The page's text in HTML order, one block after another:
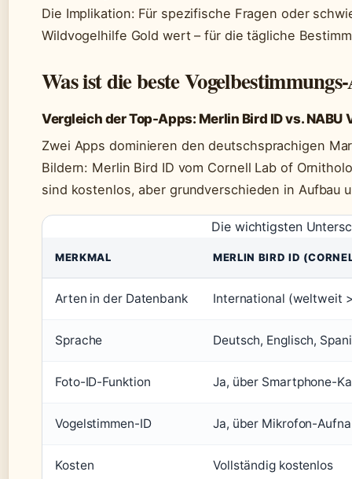
Die Implikation: Für spezifische Fragen oder
Wildvogelhilfe Gold wert – für die tägliche
Was ist die beste
Vergleich der Top-Apps: Merlin Bird ID vs. NABU
Zwei Apps dominieren den deutschsprachigen
Bildern: Merlin Bird ID vom Cornell Lab of
sind kostenlos, aber grundverschieden in Aufbau
Die wichtigsten
MERKMAL MERLIN BIRD ID
Arten in der Datenbank International (weltweit
Sprache Deutsch, Englisch,
Foto-ID-Funktion Ja, über Smartphone-
Vogelstimmen-ID Ja, über Mikrofon-
Kosten Vollständig kostenlos